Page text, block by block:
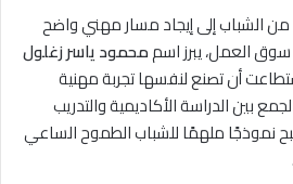
الشباب إلى إيجاد مسار مهني واضح
العمل، يبرز اسممحمود ياسر زغلول
أن تصنع لنفسها تجربة مهنية
بين الدراسة الأكاديمية والتدريب
نموذجًا ملهمًا للشباب الطموح الساعي